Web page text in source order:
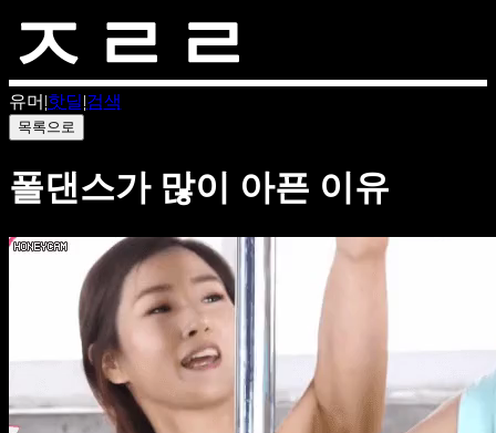
유머 |핫딜|검색
목록으로
폴댄스가 많이 아픈 이유